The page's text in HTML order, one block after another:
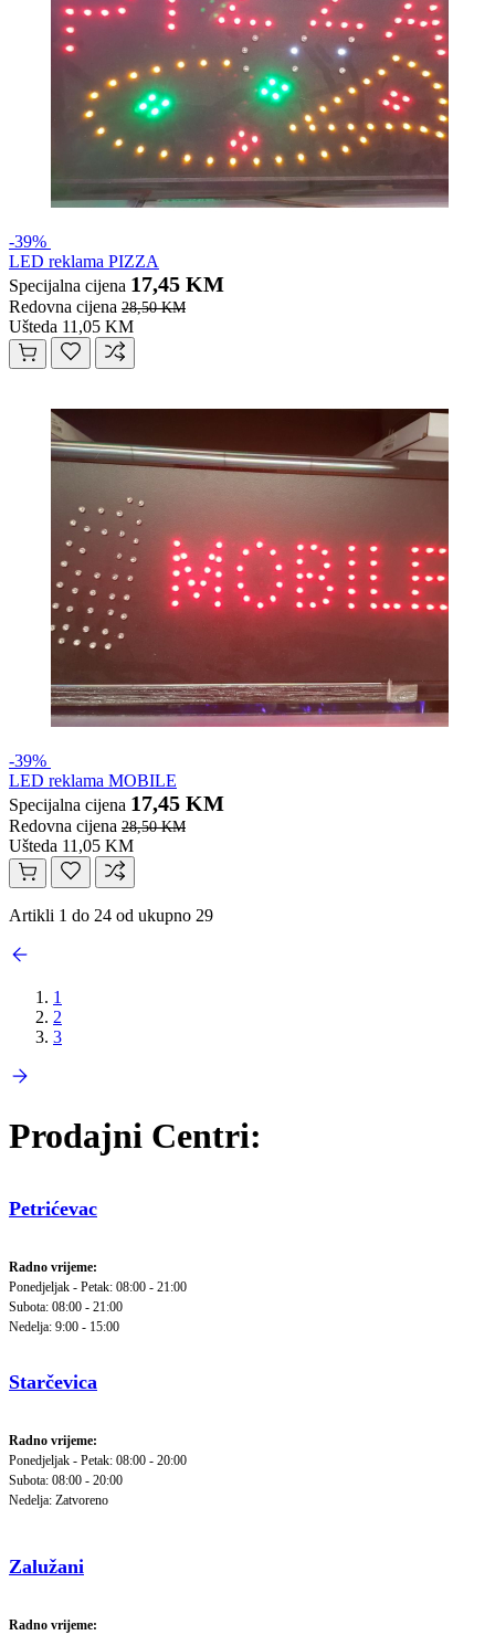
-39%
LED reklama PIZZA
Specijalna cijena 17,45 KM
Redovna cijena 28,50 KM
Ušteda 11,05 KM
-39%
LED reklama MOBILE
Specijalna cijena 17,45 KM
Redovna cijena 28,50 KM
Ušteda 11,05 KM
Artikli 1 do 24 od ukupno 29
1
2
3
Prodajni Centri:
Petrićevac
Radno vrijeme:
Ponedjeljak - Petak: 08:00 - 21:00
Subota: 08:00 - 21:00
Nedelja: 9:00 - 15:00
Starčevica
Radno vrijeme:
Ponedjeljak - Petak: 08:00 - 20:00
Subota: 08:00 - 20:00
Nedelja: Zatvoreno
Zalužani
Radno vrijeme: